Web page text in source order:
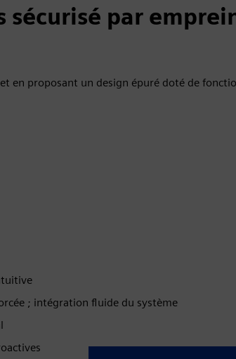
sécurisé par
en proposant un design épuré doté de
; intégration fluide du système